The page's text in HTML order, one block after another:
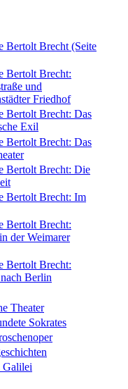
Bertolt Brecht (Seite
Bertolt Brecht:
und
Friedhof
Bertolt Brecht: Das
Exil
Bertolt Brecht: Das
Bertolt Brecht: Die
Bertolt Brecht: Im
Bertolt Brecht:
der Weimarer
Bertolt Brecht:
Berlin
Theater
Sokrates
Galilei